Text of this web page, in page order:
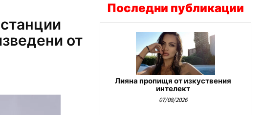
от
Последни публикации
Лияна пропищя от изкуствения
интелект
07/08/2026